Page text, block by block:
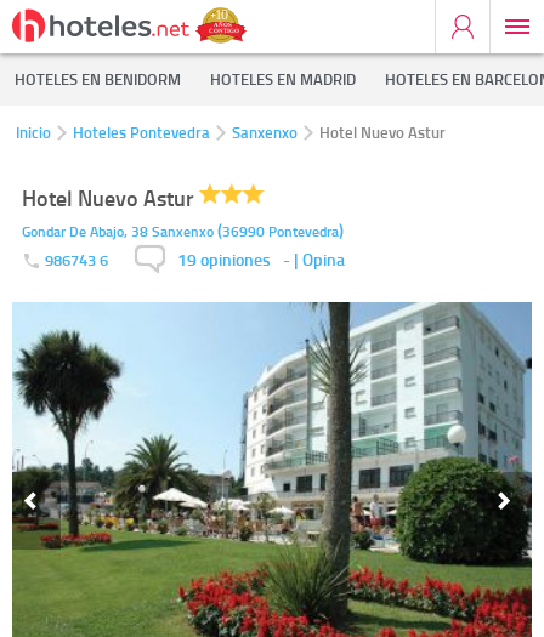
HOTELES EN BENIDORM HOTELES EN MADRID HOTELES EN
Inicio Hoteles Pontevedra Sanxenxo Hotel Nuevo Astur
Hotel Nuevo Astur
Gondar De Abajo, 38Sanxenxo(36990 Pontevedra)
986743 6 19 opiniones - | Opina